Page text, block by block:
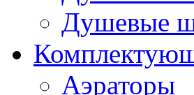
Душевые
Аэраторы